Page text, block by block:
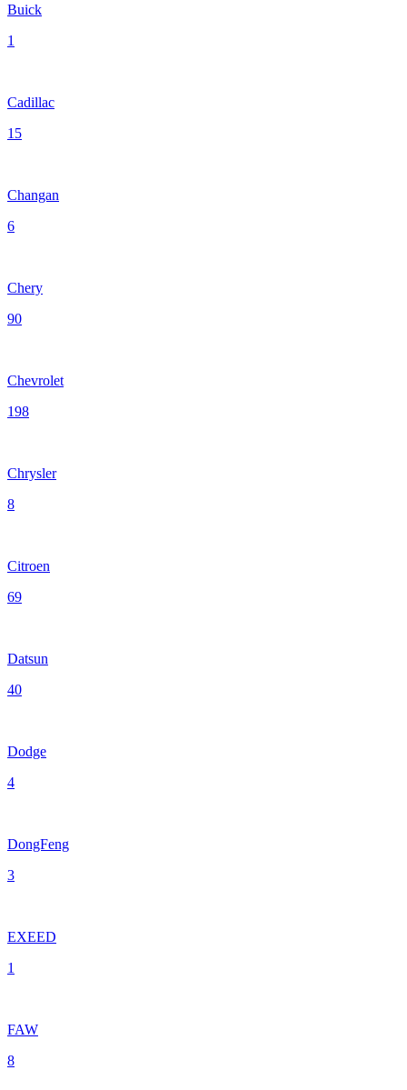
Buick
1
Cadillac
15
Changan
6
Chery
90
Chevrolet
198
Chrysler
8
Citroen
69
Datsun
40
Dodge
4
DongFeng
3
EXEED
1
FAW
8